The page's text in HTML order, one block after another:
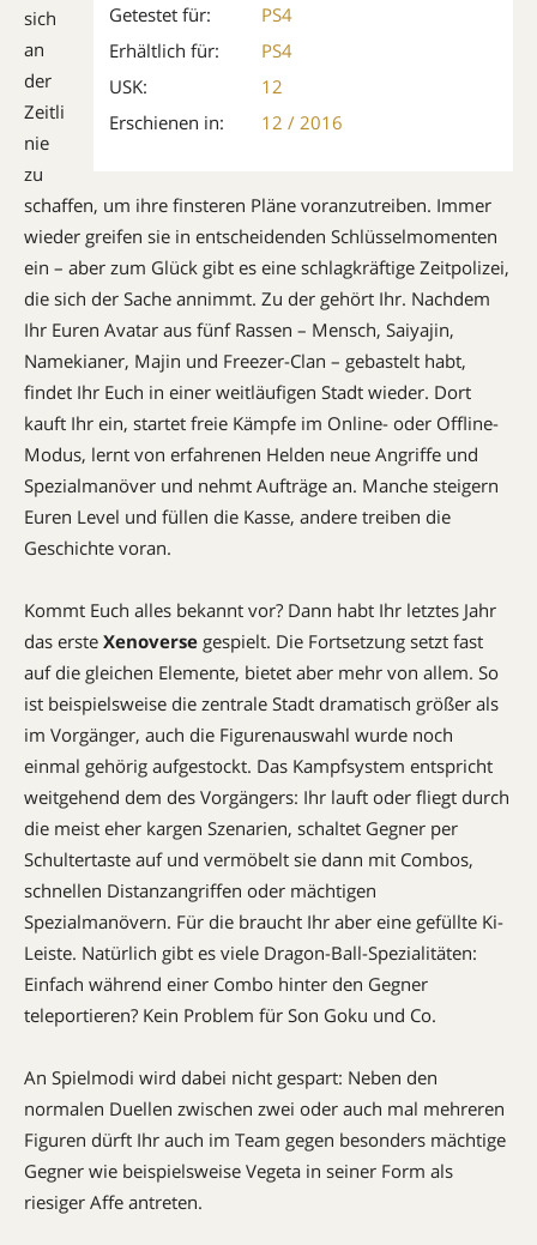
Getestet für:
PS4
Erhältlich für:
PS4
USK:
12
Erschienen in:
12 / 2016
sich
an
der
Zeitli
nie
zu
schaffen, um ihre finsteren Pläne voranzutreiben. Immer
wieder greifen sie in entscheidenden Schlüsselmomenten
ein – aber zum Glück gibt es eine schlagkräftige Zeitpolizei,
die sich der Sache annimmt. Zu der gehört Ihr. Nachdem
Ihr Euren Avatar aus fünf Rassen – Mensch, Saiyajin,
Namekianer, Majin und Freezer-Clan – gebastelt habt,
findet Ihr Euch in einer weitläufigen Stadt wieder. Dort
kauft Ihr ein, startet freie Kämpfe im Online- oder Offline-
Modus, lernt von erfahrenen Helden neue Angriffe und
Spezialmanöver und nehmt Aufträge an. Manche steigern
Euren Level und füllen die Kasse, andere treiben die
Geschichte voran.
Kommt Euch alles bekannt vor? Dann habt Ihr letztes Jahr
das erste Xenoverse gespielt. Die Fortsetzung setzt fast
auf die gleichen Elemente, bietet aber mehr von allem. So
ist beispielsweise die zentrale Stadt dramatisch größer als
im Vorgänger, auch die Figurenauswahl wurde noch
einmal gehörig aufgestockt. Das Kampfsystem entspricht
weitgehend dem des Vorgängers: Ihr lauft oder fliegt durch
die meist eher kargen Szenarien, schaltet Gegner per
Schultertaste auf und vermöbelt sie dann mit Combos,
schnellen Distanzangriffen oder mächtigen
Spezialmanövern. Für die braucht Ihr aber eine gefüllte Ki-
Leiste. Natürlich gibt es viele Dragon-Ball-Spezialitäten:
Einfach während einer Combo hinter den Gegner
teleportieren? Kein Problem für Son Goku und Co.
An Spielmodi wird dabei nicht gespart: Neben den
normalen Duellen zwischen zwei oder auch mal mehreren
Figuren dürft Ihr auch im Team gegen besonders mächtige
Gegner wie beispielsweise Vegeta in seiner Form als
riesiger Affe antreten.